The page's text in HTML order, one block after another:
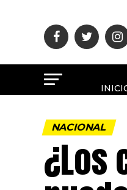
NACIONAL
¿Los